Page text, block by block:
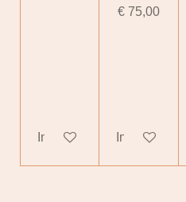
In winkelwagen
€ 75,00
In